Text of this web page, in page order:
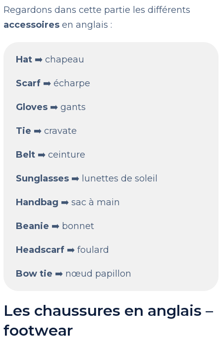
Regardons dans cette partie les différents
accessoires en anglais :
Hat ➡️ chapeau
Scarf ➡️ écharpe
Gloves ➡️ gants
Tie ➡️ cravate
Belt ➡️ ceinture
Sunglasses ➡️ lunettes de soleil
Handbag ➡️ sac à main
Beanie ➡️ bonnet
Headscarf ➡️ foulard
Bow tie ➡️ nœud papillon
Les chaussures en anglais –
footwear